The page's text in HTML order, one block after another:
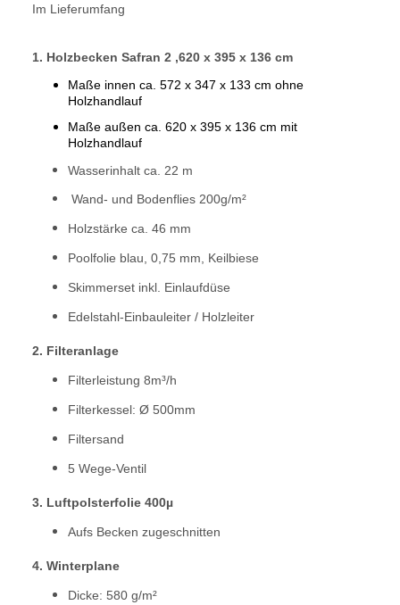
Im Lieferumfang
1. Holzbecken Safran 2 ,620 x 395 x 136 cm
Maße innen ca. 572 x 347 x 133 cm ohne
Holzhandlauf
Maße außen ca. 620 x 395 x 136 cm mit
Holzhandlauf
Wasserinhalt ca. 22 m
Wand- und Bodenflies 200g/m²
Holzstärke ca. 46 mm
Poolfolie blau, 0,75 mm, Keilbiese
Skimmerset inkl. Einlaufdüse
Edelstahl-Einbauleiter / Holzleiter
2. Filteranlage
Filterleistung 8m³/h
Filterkessel: Ø 500mm
Filtersand
5 Wege-Ventil
3. Luftpolsterfolie 400µ
Aufs Becken zugeschnitten
4. Winterplane
Dicke: 580 g/m²